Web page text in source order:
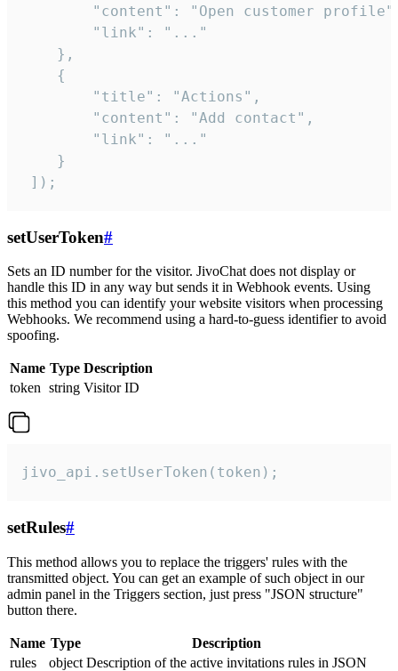
"content": "Open customer
        "link": "..."
    },
    {
        "title": "Actions",
        "content": "Add contact",
        "link": "..."
    }
]);
setUserToken#
Sets an ID number for the visitor. JivoChat does not display or
handle this ID in any way but sends it in Webhook events. Using
this method you can identify your website visitors when processing
Webhooks. We recommend using a hard-to-guess identifier to avoid
spoofing.
Name Type Description
token string Visitor ID
jivo_api.setUserToken(token);
setRules#
This method allows you to replace the triggers' rules with the
transmitted object. You can get an example of such object in our
admin panel in the Triggers section, just press "JSON structure"
button there.
Name Type
Description
rules
object Description of the active invitations rules in JSON